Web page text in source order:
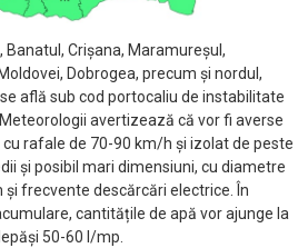
Crișana, Maramureșul,
Dobrogea, precum și nordul,
află sub cod portocaliu de instabilitate
avertizează că vor fi averse
rafale de 70-90 km/h și izolat de peste
și posibil mari dimensiuni, cu diametre
frecvente descărcări electrice. În
cantitățile de apă vor ajunge la
50-60 l/mp.